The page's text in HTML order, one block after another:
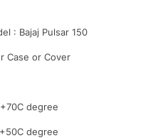
: Bajaj Pulsar 150
Case or Cover
degree
degree